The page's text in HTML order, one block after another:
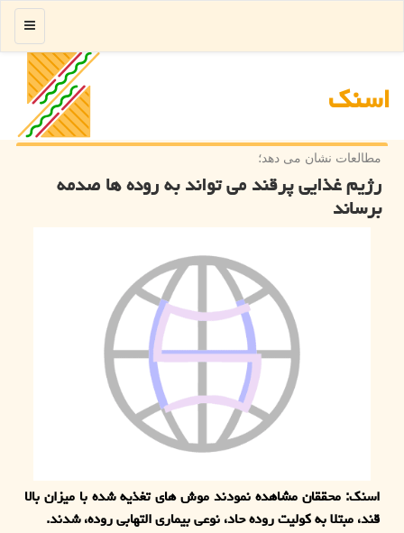
اسنك
منو
مطالعات نشان می دهد؛
رژیم غذایی پرقند می تواند به روده ها صدمه
برساند
اسنك: محققان مشاهده نمودند موش های تغذیه شده با میزان بالا
قند، مبتلا به كولیت روده حاد، نوعی بیماری التهابی روده، شدند.